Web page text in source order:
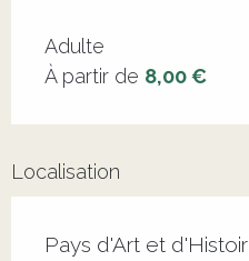
Adulte
À partir de 8,00 €
Localisation
Pays d'Art et